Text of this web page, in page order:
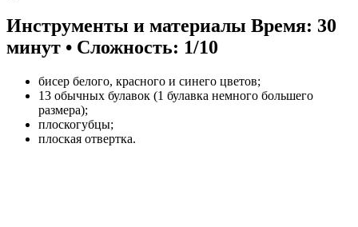
Инструменты и материалы Время: 30
минут • Сложность: 1/10
бисер белого, красного и синего цветов;
13 обычных булавок (1 булавка немного большего
размера);
плоскогубцы;
плоская отвертка.